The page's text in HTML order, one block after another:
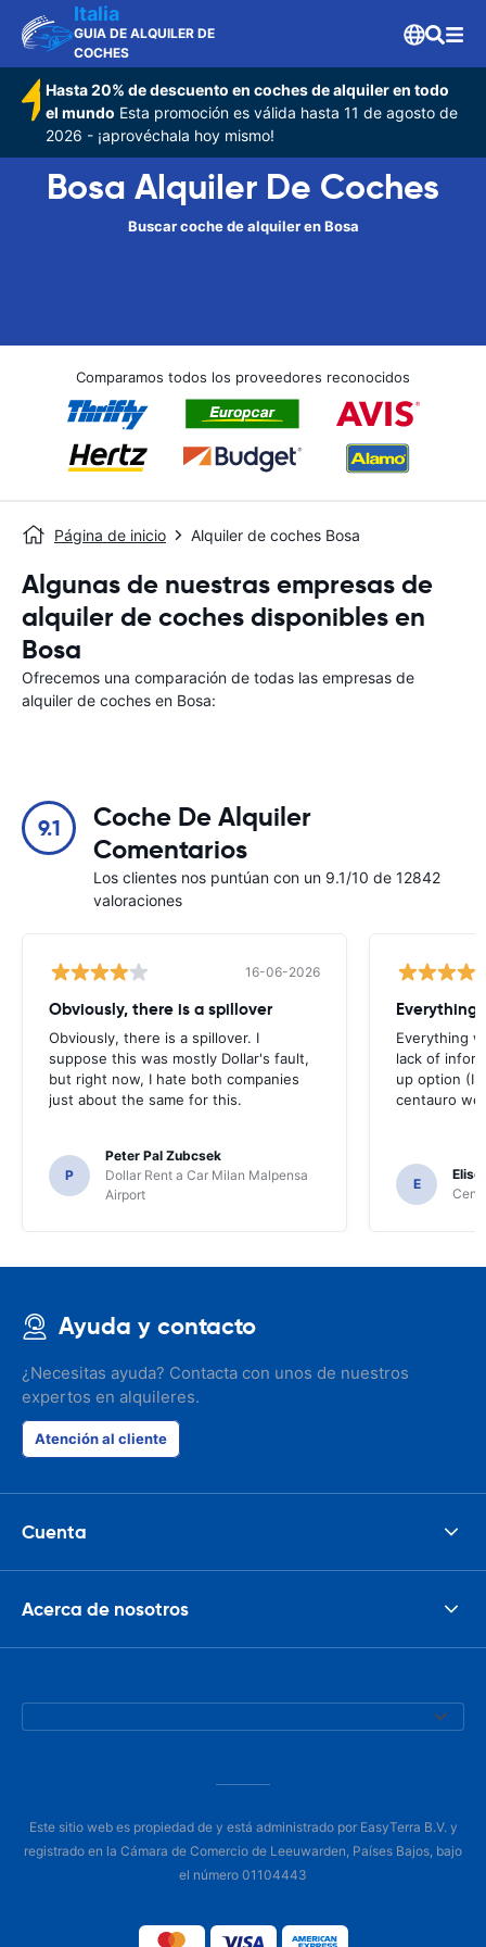
Italia
GUIA DE ALQUILER DE
COCHES
Hasta 20% de descuento en coches de alquiler en todo
el mundo Esta promoción es válida hasta 11 de agosto de
2026 - ¡aprovéchala hoy mismo!
Bosa Alquiler De Coches
Buscar coche de alquiler en Bosa
Comparamos todos los proveedores reconocidos
Página de inicio Alquiler de coches Bosa
Algunas de nuestras empresas de
alquiler de coches disponibles en
Bosa
Ofrecemos una comparación de todas las empresas de
alquiler de coches en Bosa:
9.1
Coche De Alquiler
Comentarios
Los clientes nos puntúan con un 9.1/10 de 12842
valoraciones
16-06-2026
Obviously, there is a spillover
Obviously, there is a spillover. I
suppose this was mostly Dollar's fault,
but right now, I hate both companies
just about the same for this.
P
Peter Pal Zubcsek
Dollar Rent a Car Milan Malpensa
Airport
Everything
Everything
lack of
up option (I
centauro
E
Ayuda y contacto
¿Necesitas ayuda? Contacta con unos de nuestros
expertos en alquileres.
Atención al cliente
Cuenta
Acerca de nosotros
Este sitio web es propiedad de y está administrado por EasyTerra B.V. y
registrado en la Cámara de Comercio de Leeuwarden, Países Bajos, bajo
el número 01104443